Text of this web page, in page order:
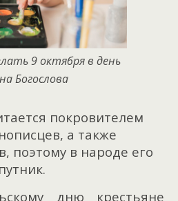
9 октября в день
Богослова
покровителем
а также
поэтому в народе его
дню крестьяне